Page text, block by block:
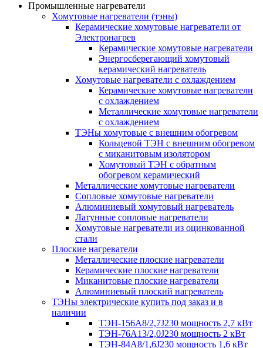
Промышленные нагреватели
Хомутовые нагреватели (тэны)
Керамические хомутовые нагреватели от
Электронагрев
Керамические хомутовые нагреватели
Энергосберегающий хомутовый
керамический нагреватель
Хомутовые нагреватели с охлаждением
Керамические хомутовые нагреватели
с охлаждением
Металлические хомутовые нагреватели
с охлаждением
ТЭНы хомутовые с внешним обогревом
Кольцевой ТЭН с внешним обогревом
с миканитовым изолятором
Хомутовый ТЭН с обратным
обогревом керамический
Металлические хомутовые нагреватели
Сопловые хомутовые нагреватели
Алюминиевый хомутовый нагреватель
Латунные сопловые нагреватели
Хомутовые нагреватели из оцинкованной
стали
Плоские нагреватели
Металлические плоские нагреватели
Керамические плоские нагреватели
Миканитовые плоские нагреватели
Алюминиевый плоский нагреватель
ТЭНы электрические купить под заказ и в
наличии
ТЭН-156А8/2,7J230 мощность 2,7 кВт
ТЭН-76А13/2,0J230 мощность 2 кВт
ТЭН-84А8/1,6J230 мощность 1,6 кВт